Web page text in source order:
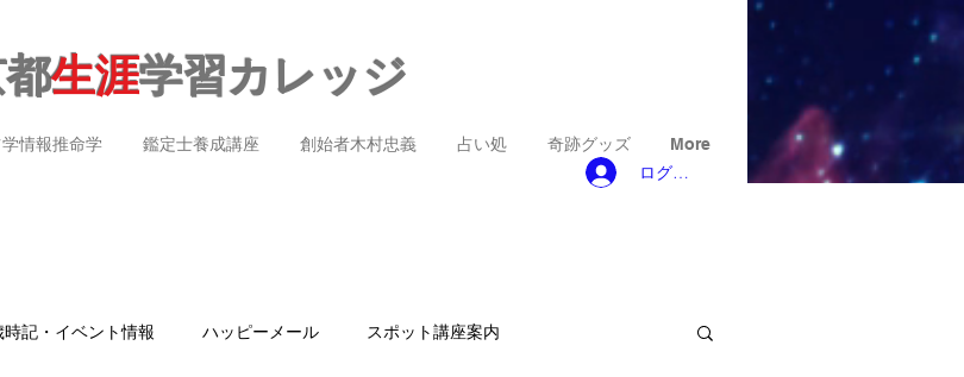
生涯学習カレッジ
ログイン
情報推命学 鑑定士養成講座 創始者木村忠義 占い処 奇跡グッズ More
時記・イベント情報 ハッピーメール スポット講座案内